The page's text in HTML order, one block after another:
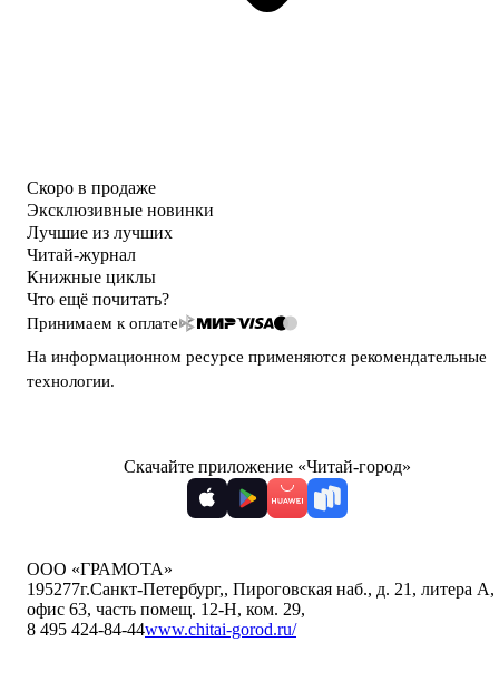
Скоро в продаже
Эксклюзивные новинки
Лучшие из лучших
Читай-журнал
Книжные циклы
Что ещё почитать?
Принимаем к оплате
На информационном ресурсе применяются рекомендательные
технологии.
Скачайте приложение «Читай-город»
ООО «ГРАМОТА»
195277г.Санкт-Петербург,, Пироговская наб., д. 21, литера А,
офис 63, часть помещ. 12-Н, ком. 29,
8 495 424-84-44www.chitai-gorod.ru/